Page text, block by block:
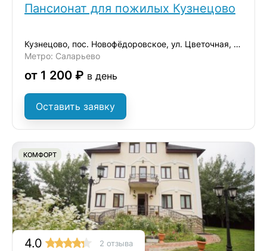
Пансионат для пожилых Кузнецово
Кузнецово, пос. Новофёдоровское, ул. Цветочная, д.20
Метро: Саларьево
от 1 200 ₽ в день
Оставить заявку
КОМФОРТ
4.0 2 отзыва